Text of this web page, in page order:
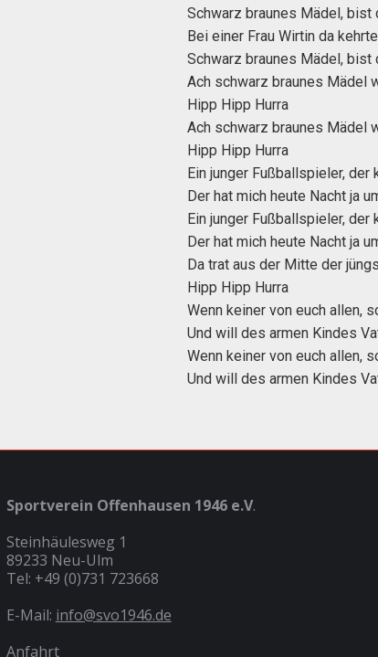
Schwarz braunes Mädel, bist
Bei einer Frau Wirtin da
Schwarz braunes Mädel, bist
Ach schwarz braunes Mädel
Hipp Hipp Hurra
Ach schwarz braunes Mädel
Hipp Hipp Hurra
Ein junger Fußballspieler,
Der hat mich heute Nacht ja
Ein junger Fußballspieler,
Der hat mich heute Nacht ja
Da trat aus der Mitte der
Hipp Hipp Hurra
Wenn keiner von euch allen,
Und will des armen Kindes
Wenn keiner von euch allen,
Und will des armen Kindes
Sportverein Offenhausen 1946 e.V.
Steinhäulesweg 1
89233 Neu-Ulm
Tel: +49 (0)731 723668
E-Mail: info@svo1946.de
Anfahrt